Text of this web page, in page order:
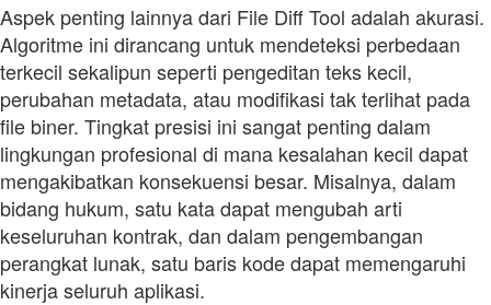
Aspek penting lainnya dari File Diff Tool adalah akurasi.
Algoritme ini dirancang untuk mendeteksi perbedaan
terkecil sekalipun seperti pengeditan teks kecil,
perubahan metadata, atau modifikasi tak terlihat pada
file biner. Tingkat presisi ini sangat penting dalam
lingkungan profesional di mana kesalahan kecil dapat
mengakibatkan konsekuensi besar. Misalnya, dalam
bidang hukum, satu kata dapat mengubah arti
keseluruhan kontrak, dan dalam pengembangan
perangkat lunak, satu baris kode dapat memengaruhi
kinerja seluruh aplikasi.